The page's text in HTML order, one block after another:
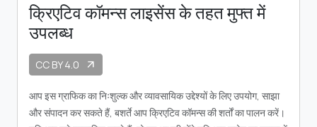
क्रिएटिव कॉमन्स लाइसेंस के तहत मुफ्त में
उपलब्ध
CC BY 4.0 arrow_outward
आप इस ग्राफिक का निःशुल्क और व्यावसायिक उद्देश्यों के लिए उपयोग, साझा
और संपादन कर सकते हैं, बशर्ते आप क्रिएटिव कॉमन्स की शर्तों का पालन करें।